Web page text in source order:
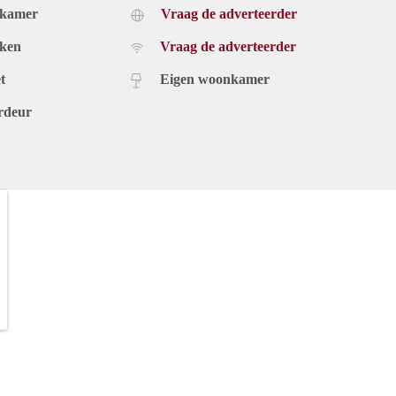
van het appartement.
met open keuken. De woonkamer is voorzien van een
ruimte licht en aangenaam. De keuken heeft een
u graag uit om de woning te bekijken. Een afspraak is
Vraag de adverteerder
Vraag de adverteerder
Eigen woonkamer